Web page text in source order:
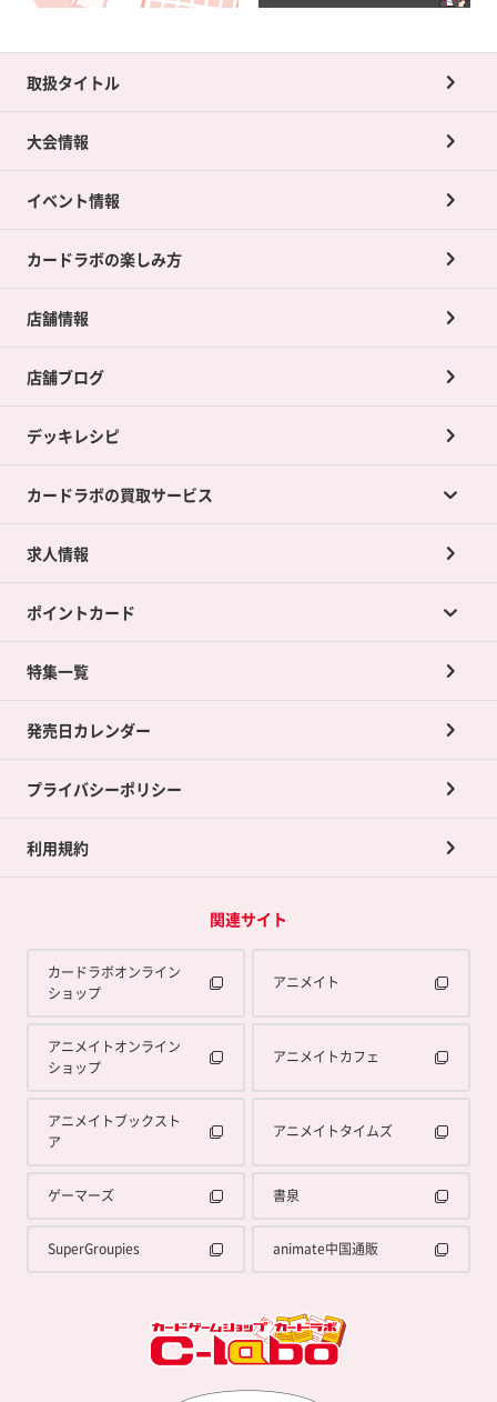
取扱タイトル
大会情報
イベント情報
カードラボの楽しみ方
店舗情報
店舗ブログ
デッキレシピ
カードラボの買取サービス
カードラボの買取サービスTOP
店舗買取について
ネット買取について
買取承諾書について
求人情報
ポイントカード
ポイントカードTOP
ポイント交換景品
特集一覧
発売日カレンダー
プライバシーポリシー
利用規約
関連サイト
カードラボオンライン
ショップ
アニメイト
アニメイトオンライン
ショップ
アニメイトカフェ
アニメイトブックスト
ア
アニメイトタイムズ
ゲーマーズ 書泉
SuperGroupies animate中国通販